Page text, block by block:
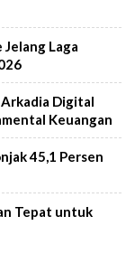
Laga
Arkadia Digital
Keuangan
45,1 Persen
Tepat untuk